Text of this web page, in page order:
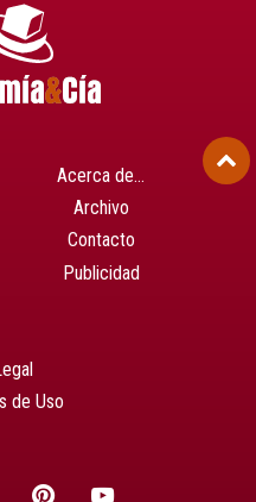
Acerca de…
Archivo
Contacto
Publicidad
de Uso